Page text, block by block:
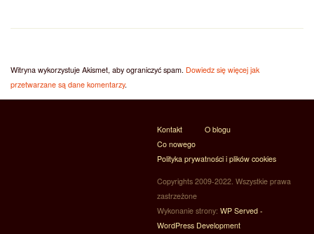
Witryna wykorzystuje Akismet, aby ograniczyć spam. Dowiedz się więcej jak
przetwarzane są dane komentarzy.
Kontakt
O blogu
Co nowego
Polityka prywatności i plików cookies
Copyrights 2009-2022. Wszystkie prawa
zastrzeżone
Wykonanie strony: WP Served -
WordPress Development